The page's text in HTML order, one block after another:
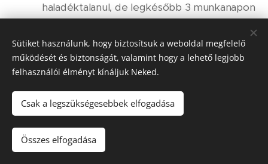
haladéktalanul, de legkésőbb 3 munkanapon
tanácsadáson történő megjelenés során az
adatkezelő tudomására jutnak az érintett
egyéb személyes adatai is (lakcím). A
személyes adatok kezelésének jogalapja a
szerződésben vállalt kötelezettségek
jogszabályban rögzített kötelezettségek
Sütiket használunk, hogy biztosítsuk a weboldal megfelelő
működését és biztonságát, valamint hogy a lehető legjobb
felhasználói élményt kínáljuk Neked.
Csak a legszükségesebbek elfogadása
Összes elfogadása